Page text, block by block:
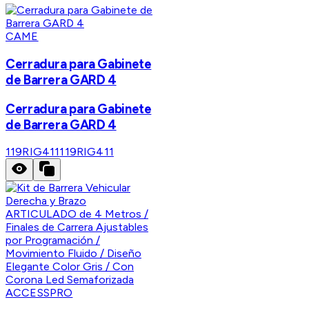
CAME
Cerradura para Gabinete
de Barrera GARD 4
Cerradura para Gabinete
de Barrera GARD 4
119RIG411119RIG411
ACCESSPRO